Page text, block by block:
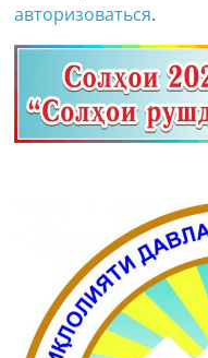
авторизоваться.